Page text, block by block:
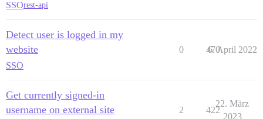
SSOrest-api
Detect user is logged in my
website
SSO
0 470
6. April 2022
Get currently signed-in
username on external site
2 422
22. März
2023